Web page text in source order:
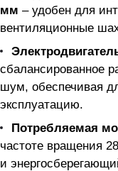
мм – удобен для
вентиляционные
сбалансированное
шум, обеспечивая
эксплуатацию.
Потребляемая
частоте вращения
и